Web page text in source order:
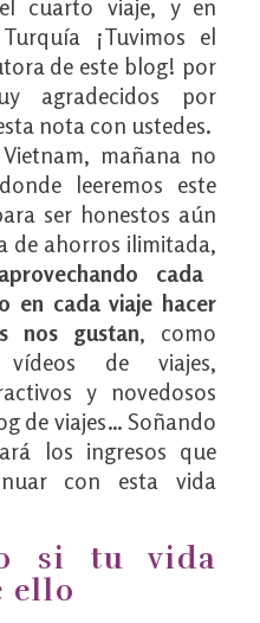
cuarto viaje, y en
¡Tuvimos el
de este blog! por
agradecidos por
nota con ustedes.
mañana no
leeremos este
ser honestos aún
de ahorros ilimitada,
cada
en cada viaje hacer
nos gustan, como
vídeos de viajes,
y novedosos
de viajes… Soñando
los ingresos que
con esta vida
si tu vida
ello